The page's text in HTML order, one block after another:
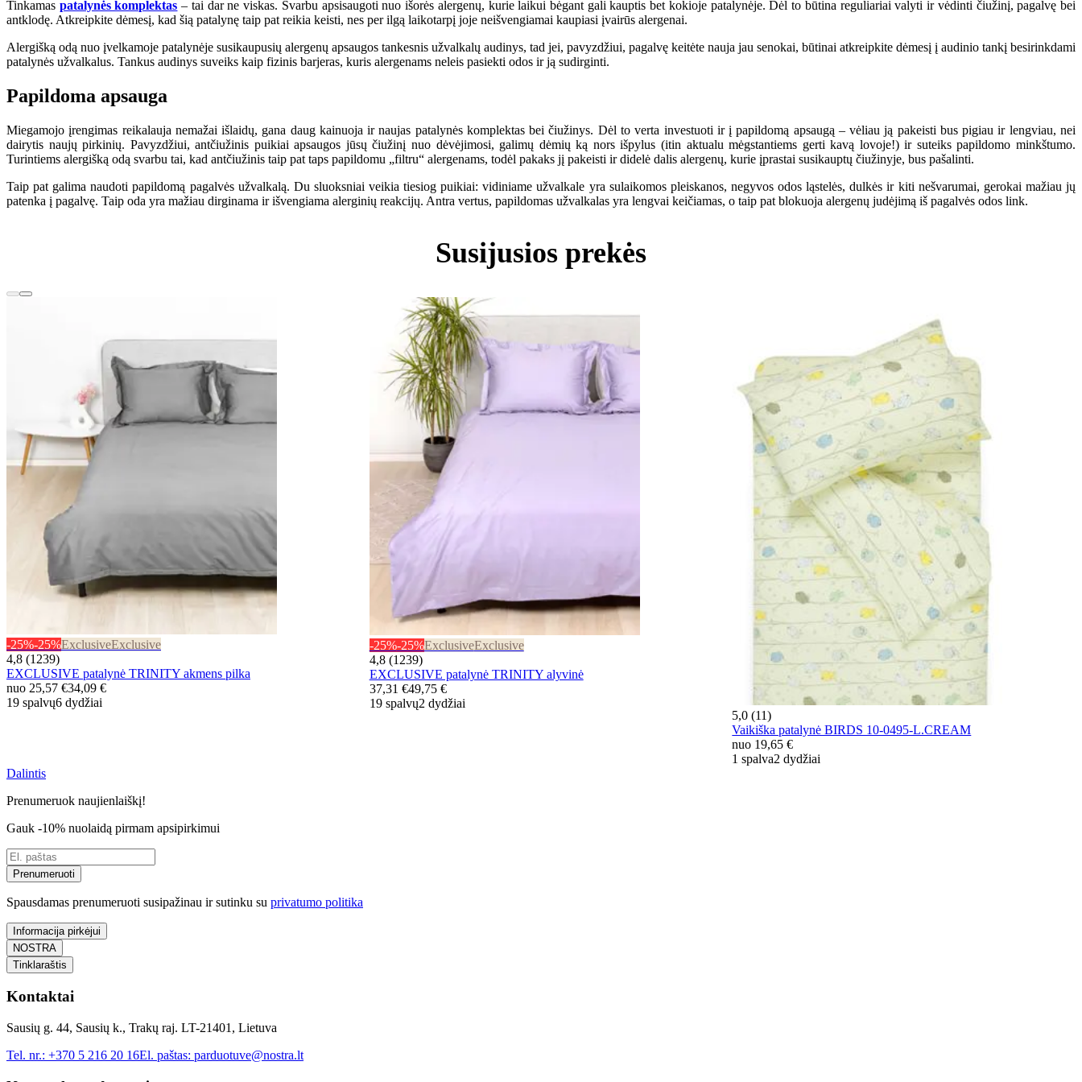
Tinkamas patalynės komplektas – tai dar ne viskas. Svarbu apsisaugoti nuo išorės alergenų, kurie laikui bėgant gali kauptis bet kokioje patalynėje. Dėl to būtina reguliariai valyti ir vėdinti čiužinį, pagalvę bei
antklodę. Atkreipkite dėmesį, kad šią patalynę taip pat reikia keisti, nes per ilgą laikotarpį joje neišvengiamai kaupiasi įvairūs alergenai.
Alergišką odą nuo įvelkamoje patalynėje susikaupusių alergenų apsaugos tankesnis užvalkalų audinys, tad jei, pavyzdžiui, pagalvę keitėte nauja jau senokai, būtinai atkreipkite dėmesį į audinio tankį besirinkdami
patalynės užvalkalus. Tankus audinys suveiks kaip fizinis barjeras, kuris alergenams neleis pasiekti odos ir ją sudirginti.
Papildoma apsauga
Miegamojo įrengimas reikalauja nemažai išlaidų, gana daug kainuoja ir naujas patalynės komplektas bei čiužinys. Dėl to verta investuoti ir į papildomą apsaugą – vėliau ją pakeisti bus pigiau ir lengviau, nei
dairytis naujų pirkinių. Pavyzdžiui, antčiužinis puikiai apsaugos jūsų čiužinį nuo dėvėjimosi, galimų dėmių ką nors išpylus (itin aktualu mėgstantiems gerti kavą lovoje!) ir suteiks papildomo minkštumo.
Turintiems alergišką odą svarbu tai, kad antčiužinis taip pat taps papildomu „filtru“ alergenams, todėl pakaks jį pakeisti ir didelė dalis alergenų, kurie įprastai susikauptų čiužinyje, bus pašalinti.
Taip pat galima naudoti papildomą pagalvės užvalkalą. Du sluoksniai veikia tiesiog puikiai: vidiniame užvalkale yra sulaikomos pleiskanos, negyvos odos ląstelės, dulkės ir kiti nešvarumai, gerokai mažiau jų
patenka į pagalvę. Taip oda yra mažiau dirginama ir išvengiama alerginių reakcijų. Antra vertus, papildomas užvalkalas yra lengvai keičiamas, o taip pat blokuoja alergenų judėjimą iš pagalvės odos link.
Susijusios prekės
-25%-25%ExclusiveExclusive
4,8 (1239)
EXCLUSIVE patalynė TRINITY akmens pilka
nuo 25,57 €34,09 €
19 spalvų6 dydžiai
-25%-25%ExclusiveExclusive
4,8 (1239)
EXCLUSIVE patalynė TRINITY alyvinė
37,31 €49,75 €
19 spalvų2 dydžiai
5,0 (11)
Vaikiška patalynė BIRDS 10-0495-L.CREAM
nuo 19,65 €
1 spalva2 dydžiai
Dalintis
Prenumeruok naujienlaiškį!
Gauk -10% nuolaidą pirmam apsipirkimui
Prenumeruoti
Spausdamas prenumeruoti susipažinau ir sutinku su privatumo politika
Informacija pirkėjui
NOSTRA
Tinklaraštis
Kontaktai
Sausių g. 44, Sausių k., Trakų raj. LT-21401, Lietuva
Tel. nr.: +370 5 216 20 16El. paštas: parduotuve@nostra.lt